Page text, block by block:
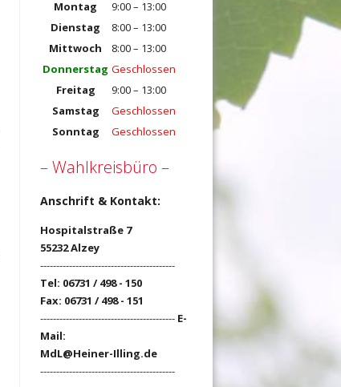
Montag
9:00 – 13:00
Dienstag
8:00 – 13:00
Mittwoch
8:00 – 13:00
Donnerstag Geschlossen
Freitag
9:00 – 13:00
Samstag
Geschlossen
Sonntag
Geschlossen
– Wahlkreisbüro –
Anschrift & Kontakt:
Hospitalstraße 7
55232 Alzey
------------------------------------------
Tel: 06731 / 498 - 150
Fax: 06731 / 498 - 151
------------------------------------------ E-
Mail:
MdL@Heiner-Illing.de
------------------------------------------